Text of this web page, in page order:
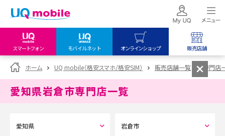
スマートフォン モバイルネット オンラインショップ 販売店舗
my UQ WiMAX
UQ WiMAX ご契約の方
My UQ mobile
UQ mobile
オンラインショップ
UQ WiMAX
UQ mobile
販売店舗
UQ WiMAX
ホーム UQ mobile（格安スマホ/格安SIM） 販売店舗一覧 専門店
愛知県岩倉市専門店一覧